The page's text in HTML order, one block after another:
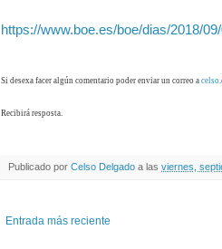
https://www.boe.es/boe/dias/2018/
Si desexa facer algún comentario poder enviar un correo a
Recibirá resposta.
Publicado por Celso Delgado a las viernes,
Entrada más reciente